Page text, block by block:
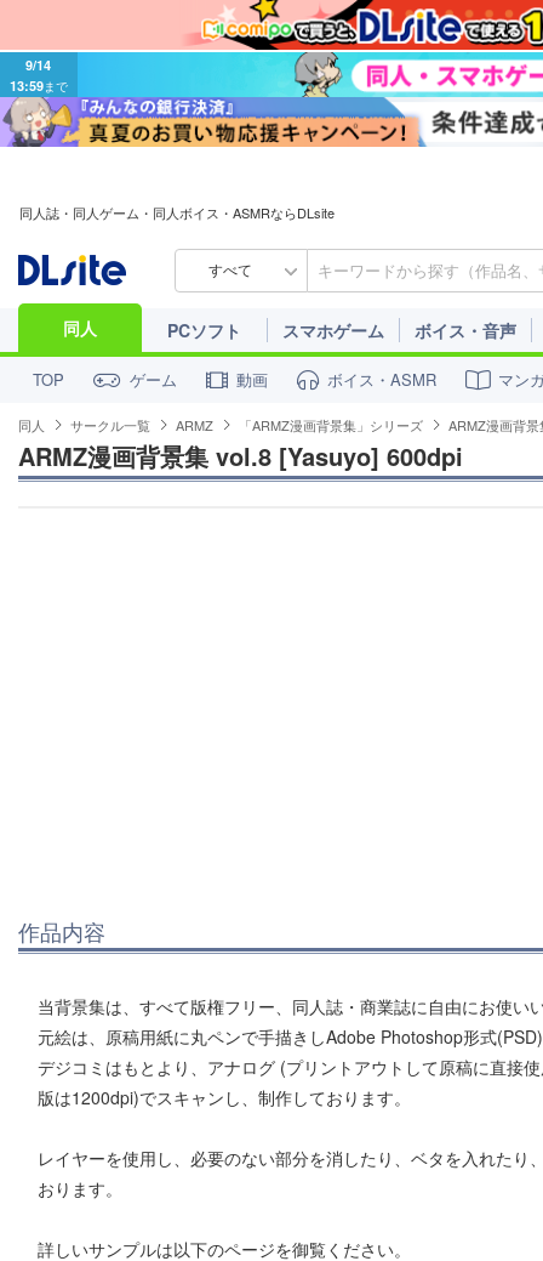
9/14
13:59まで
同人誌・同人ゲーム・同人ボイス・ASMRならDLsite
すべて
同人 PCソフト スマホゲーム ボイス・音声
TOP ゲーム 動画 ボイス・ASMR マン
同人 サークル一覧 ARMZ 「ARMZ漫画背景集」シリーズ ARMZ漫画背
ARMZ漫画背景集 vol.8 [Yasuyo] 600dpi
作品内容
当背景集は、すべて版権フリー、同人誌・商業誌に自由にお使い
元絵は、原稿用紙に丸ペンで手描きしAdobe Photoshop形式
デジコミはもとより、アナログ (プリントアウトして原稿に直接
版は1200dpi)でスキャンし、制作しております。
レイヤーを使用し、必要のない部分を消したり、ベタを入れた
おります。
詳しいサンプルは以下のページを御覧ください。